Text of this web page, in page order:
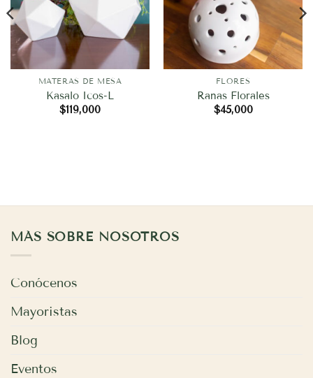
MATERAS DE MESA
Kasalo Icos-L
$119,000
FLORES
Ranas Florales
$45,000
MÁS SOBRE NOSOTROS
Conócenos
Mayoristas
Blog
Eventos